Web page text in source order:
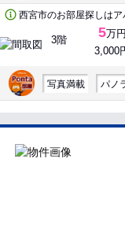
西宮市のお部屋探しは
3階 5万円
3,000
写真満載 パノ